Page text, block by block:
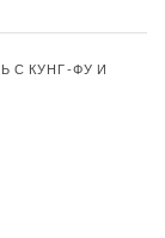
С КУНГ-ФУ И